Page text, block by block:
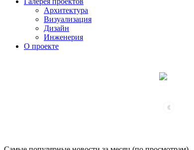
Архитектура
Визуализация
Дизайн
Инженерия
О проекте
‹